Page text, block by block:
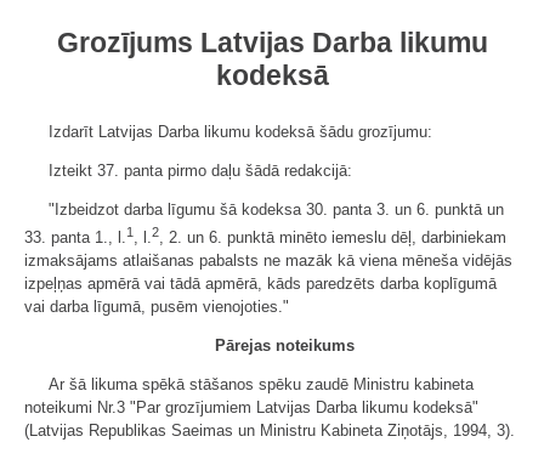
Grozījums Latvijas Darba likumu
kodeksā
Izdarīt Latvijas Darba likumu kodeksā šādu grozījumu:
Izteikt 37. panta pirmo daļu šādā redakcijā:
"Izbeidzot darba līgumu šā kodeksa 30. panta 3. un 6. punktā un
33. panta 1., l.1 , l.2, 2. un 6. punktā minēto iemeslu dēļ, darbiniekam
izmaksājams atlaišanas pabalsts ne mazāk kā viena mēneša vidējās
izpeļņas apmērā vai tādā apmērā, kāds paredzēts darba koplīgumā
vai darba līgumā, pusēm vienojoties."
Pārejas noteikums
Ar šā likuma spēkā stāšanos spēku zaudē Ministru kabineta
noteikumi Nr.3 "Par grozījumiem Latvijas Darba likumu kodeksā"
(Latvijas Republikas Saeimas un Ministru Kabineta Ziņotājs, 1994, 3).